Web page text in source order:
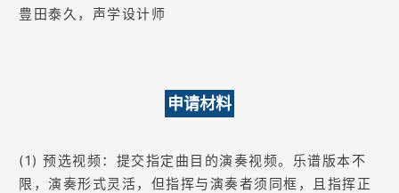
豊田泰久，声学设计师
申请材料
(1) 预选视频：提交指定曲目的演奏视频。乐谱版本不
限，演奏形式灵活，但指挥与演奏者须同框，且指挥正